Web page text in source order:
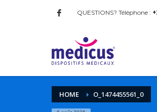
QUESTIONS? Téléphone :
HOME O_1474455561_0